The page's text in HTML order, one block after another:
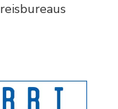
reisbureaus